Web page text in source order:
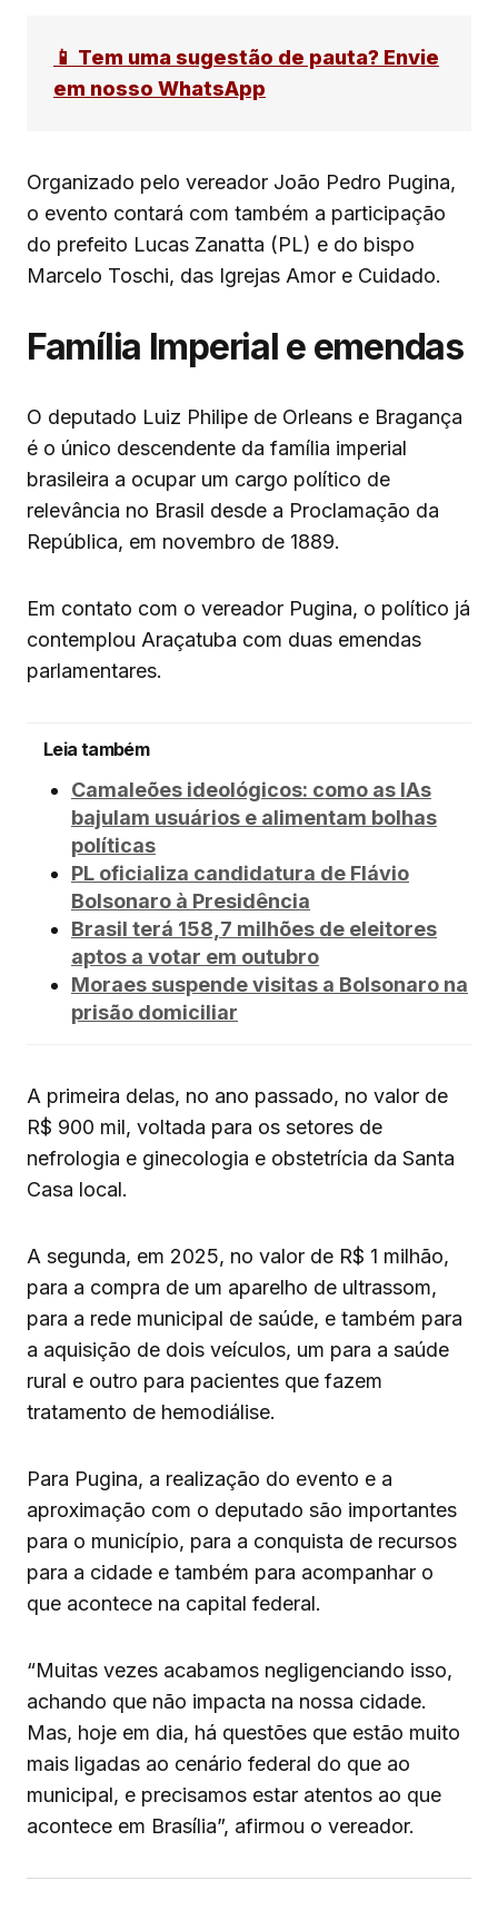
📱 Tem uma sugestão de pauta? Envie
em nosso WhatsApp
Organizado pelo vereador João Pedro Pugina,
o evento contará com também a participação
do prefeito Lucas Zanatta (PL) e do bispo
Marcelo Toschi, das Igrejas Amor e Cuidado.
Família Imperial e emendas
O deputado Luiz Philipe de Orleans e Bragança
é o único descendente da família imperial
brasileira a ocupar um cargo político de
relevância no Brasil desde a Proclamação da
República, em novembro de 1889.
Em contato com o vereador Pugina, o político já
contemplou Araçatuba com duas emendas
parlamentares.
Leia também
Camaleões ideológicos: como as IAs
bajulam usuários e alimentam bolhas
políticas
PL oficializa candidatura de Flávio
Bolsonaro à Presidência
Brasil terá 158,7 milhões de eleitores
aptos a votar em outubro
Moraes suspende visitas a Bolsonaro na
prisão domiciliar
A primeira delas, no ano passado, no valor de
R$ 900 mil, voltada para os setores de
nefrologia e ginecologia e obstetrícia da Santa
Casa local.
A segunda, em 2025, no valor de R$ 1 milhão,
para a compra de um aparelho de ultrassom,
para a rede municipal de saúde, e também para
a aquisição de dois veículos, um para a saúde
rural e outro para pacientes que fazem
tratamento de hemodiálise.
Para Pugina, a realização do evento e a
aproximação com o deputado são importantes
para o município, para a conquista de recursos
para a cidade e também para acompanhar o
que acontece na capital federal.
“Muitas vezes acabamos negligenciando isso,
achando que não impacta na nossa cidade.
Mas, hoje em dia, há questões que estão muito
mais ligadas ao cenário federal do que ao
municipal, e precisamos estar atentos ao que
acontece em Brasília”, afirmou o vereador.